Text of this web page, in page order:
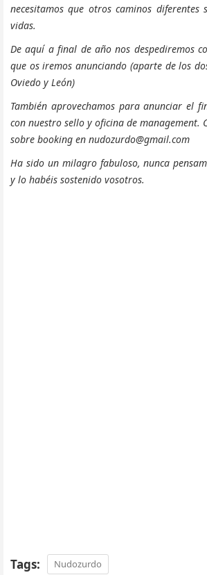
necesitamos que otros caminos diferentes
vidas.
De aquí a final de año nos despediremos
que os iremos anunciando (aparte de los
Oviedo y León)
También aprovechamos para anunciar el
con nuestro sello y oficina de management.
sobre booking en nudozurdo@gmail.com
Ha sido un milagro fabuloso, nunca
y lo habéis sostenido vosotros.
Tags: Nudozurdo